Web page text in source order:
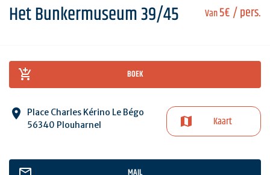
Van5€/ pers.
Het Bunkermuseum 39/45
BOEK
Place Charles Kérino Le Bégo
56340 Plouharnel
Kaart
MAIL